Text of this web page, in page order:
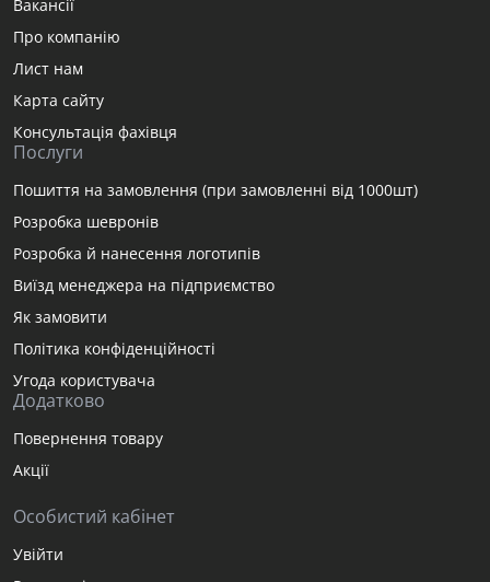
Вакансії
Про компанію
Лист нам
Карта сайту
Консультація фахівця
Послуги
Пошиття на замовлення (при замовленні від 1000шт)
Розробка шевронів
Розробка й нанесення логотипів
Виїзд менеджера на підприємство
Як замовити
Політика конфіденційності
Угода користувача
Додатково
Повернення товару
Акції
Особистий кабінет
Увійти